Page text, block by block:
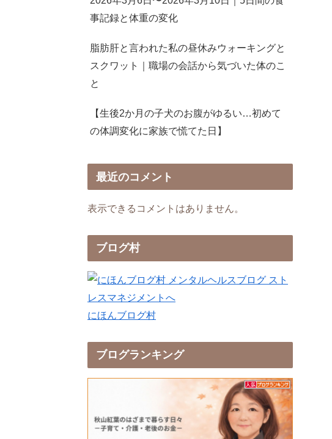
事記録と体重の変化
脂肪肝と言われた私の昼休みウォーキングと
スクワット｜職場の会話から気づいた体のこ
と
【生後2か月の子犬のお腹がゆるい…初めて
の体調変化に家族で慌てた日】
最近のコメント
表示できるコメントはありません。
ブログ村
にほんブログ村
ブログランキング